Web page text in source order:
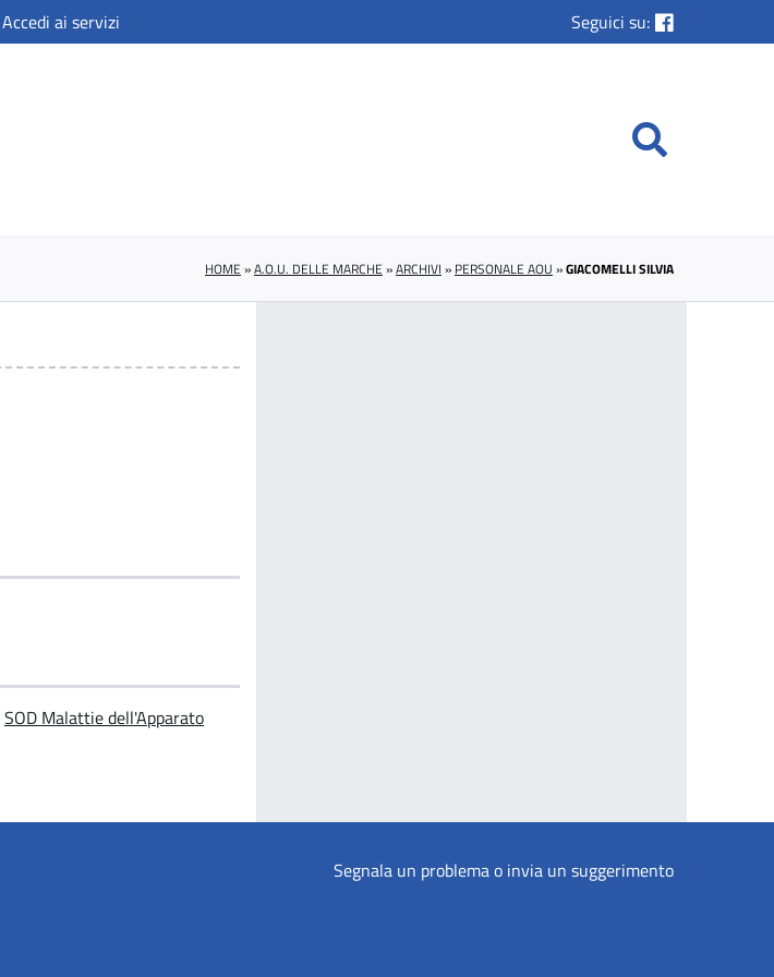
Accedi ai servizi Seguici su:
HOME »A.O.U. DELLE MARCHE »ARCHIVI » PERSONALE AOU »GIACOMELLI SILVIA
SOD Malattie dell'Apparato
Segnala un problema o invia un suggerimento